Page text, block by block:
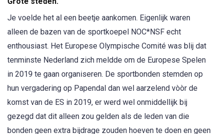
Je voelde het al een beetje aankomen. Eigenlijk waren
alleen de bazen van de sportkoepel NOC*NSF echt
enthousiast. Het Europese Olympische Comité was blij dat
tenminste Nederland zich meldde om de Europese Spelen
in 2019 te gaan organiseren. De sportbonden stemden op
hun vergadering op Papendal dan wel aarzelend vòòr de
komst van de ES in 2019, er werd wel onmiddellijk bij
gezegd dat dit alleen zou gelden als de leden van die
bonden geen extra bijdrage zouden hoeven te doen en geen